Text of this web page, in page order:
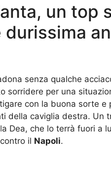
un top
senza qualche
sorridere per una
con la buona sorte e
della caviglia destra. Un
Dea, che lo terrà fuori a
il Napoli.